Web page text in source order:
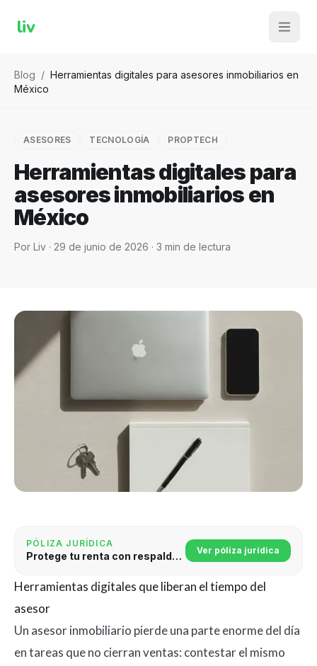
liv
Blog / Herramientas digitales para asesores inmobiliarios en
México
ASESORES TECNOLOGÍA PROPTECH
Herramientas digitales para
asesores inmobiliarios en
México
Por Liv · 29 de junio de 2026 · 3 min de lectura
Herramientas digitales que liberan el tiempo del
asesor
Un asesor inmobiliario pierde una parte enorme del día
en tareas que no cierran ventas: contestar el mismo
PÓLIZA JURÍDICA
Protege tu renta con respaldo jurídico Ver póliza jurídica